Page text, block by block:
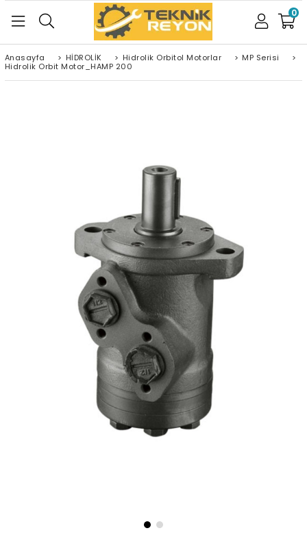
0
Anasayfa > HİDROLİK > Hidrolik Orbitol Motorlar > MP Serisi
>
Hidrolik Orbit Motor_HAMP 200